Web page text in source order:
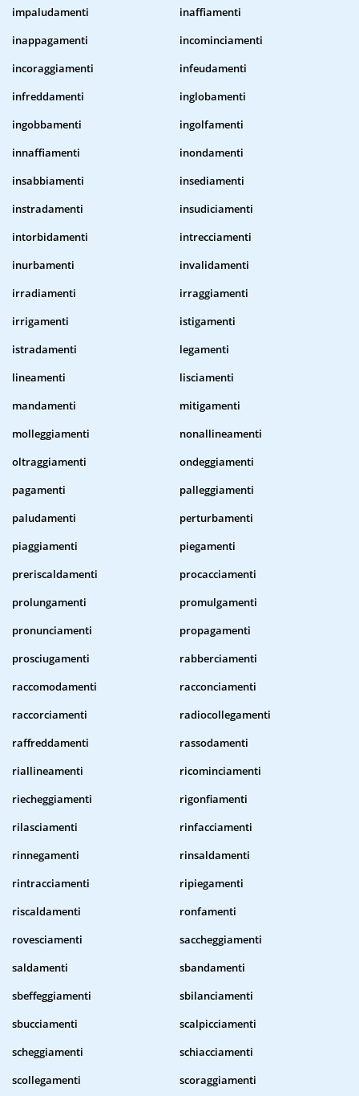
impaludamenti
inaffiamenti
inappagamenti
incominciamenti
incoraggiamenti
infeudamenti
infreddamenti
inglobamenti
ingobbamenti
ingolfamenti
innaffiamenti
inondamenti
insabbiamenti
insediamenti
instradamenti
insudiciamenti
intorbidamenti
intrecciamenti
inurbamenti
invalidamenti
irradiamenti
irraggiamenti
irrigamenti
istigamenti
istradamenti
legamenti
lineamenti
lisciamenti
mandamenti
mitigamenti
molleggiamenti
nonallineamenti
oltraggiamenti
ondeggiamenti
pagamenti
palleggiamenti
paludamenti
perturbamenti
piaggiamenti
piegamenti
preriscaldamenti
procacciamenti
prolungamenti
promulgamenti
pronunciamenti
propagamenti
prosciugamenti
rabberciamenti
raccomodamenti
racconciamenti
raccorciamenti
radiocollegamenti
raffreddamenti
rassodamenti
riallineamenti
ricominciamenti
riecheggiamenti
rigonfiamenti
rilasciamenti
rinfacciamenti
rinnegamenti
rinsaldamenti
rintracciamenti
ripiegamenti
riscaldamenti
ronfamenti
rovesciamenti
saccheggiamenti
saldamenti
sbandamenti
sbeffeggiamenti
sbilanciamenti
sbucciamenti
scalpicciamenti
scheggiamenti
schiacciamenti
scollegamenti
scoraggiamenti